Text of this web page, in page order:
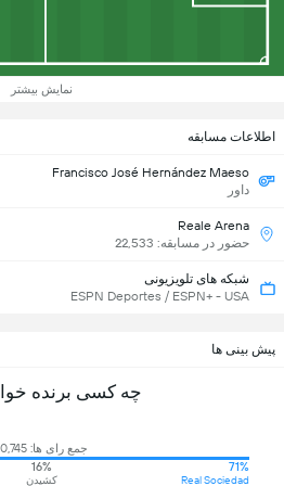
نمایش بیشتر
اطلاعات مسابقه
Francisco José Hernández Maeso
داور
Reale Arena
حضور در مسابقه: 22,533
شبکه های تلویزیونی
ESPN Deportes / ESPN+ - USA
پیش بینی ها
چه کسی برنده
جمع رای ها: 10,745
71%
Real Sociedad
16%
کشیدن